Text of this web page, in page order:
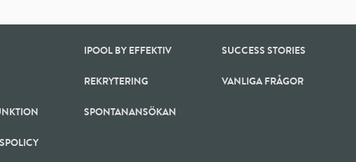
IPOOL BY EFFEKTIV
REKRYTERING
SPONTANANSÖKAN
SUCCESS STORIES
VANLIGA FRÅGOR